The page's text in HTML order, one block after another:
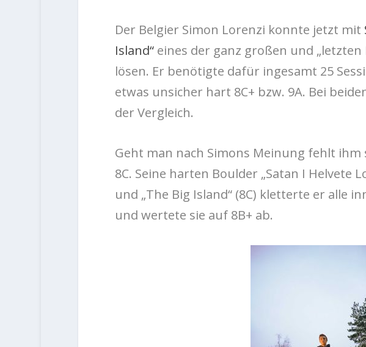
Der Belgier Simon Lorenzi konnte jetzt mit
Island“eines der ganz großen und „letzten
lösen. Er benötigte dafür ingesamt 25
etwas unsicher hart 8C+ bzw. 9A. Bei
der Vergleich.
Geht man nach Simons Meinung fehlt
8C. Seine harten Boulder „Satan I Helvete
und „The Big Island“ (8C) kletterte er alle
und wertete sie auf 8B+ ab.